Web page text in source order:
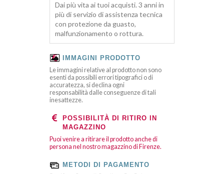
Dai più vita ai tuoi acquisti. 3 anni in
più di servizio di assistenza tecnica
con protezione da guasto,
malfunzionamento o rottura.
IMMAGINI PRODOTTO
Le immagini relative al prodotto non sono
esenti da possibili errori tipografici o di
accuratezza, si declina ogni
responsabilità dalle conseguenze di tali
inesattezze.
POSSIBILITÀ DI RITIRO IN
MAGAZZINO
Puoi venire a ritirare il prodotto anche di
persona nel nostro magazzino di Firenze.
METODI DI PAGAMENTO